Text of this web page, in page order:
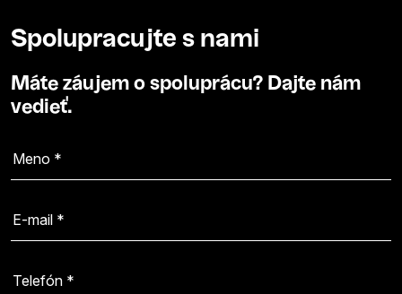
Spolupracujte s nami
Máte záujem o spoluprácu? Dajte nám
vedieť.